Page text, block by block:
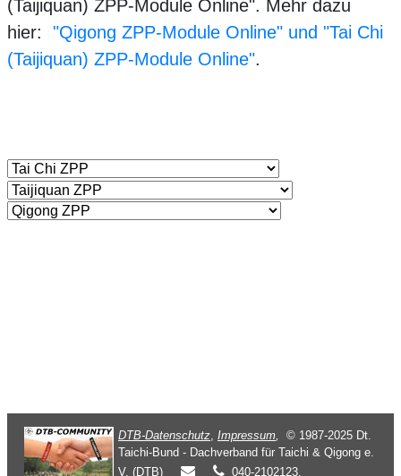
(Taijiquan) ZPP-Module Online". Mehr dazu
hier: "Qigong ZPP-Module Online" und "Tai Chi
(Taijiquan) ZPP-Module Online".
DTB-Datenschutz, Impressum,
© 1987-2025 Dt.
Taichi-Bund - Dachverband für Taichi & Qigong e.
V. (DTB)
040-2102123.